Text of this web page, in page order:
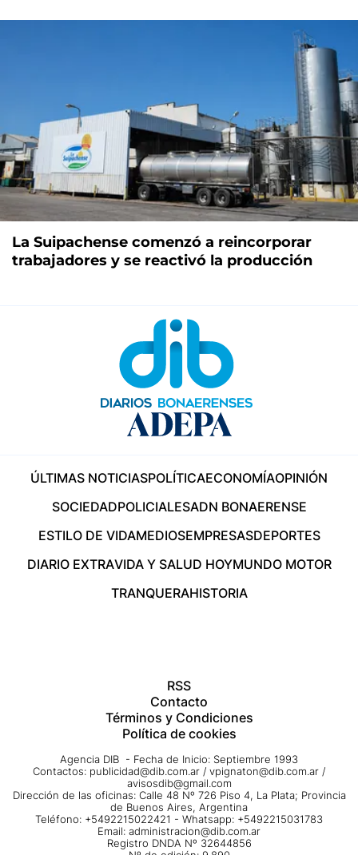
La Suipachense comenzó a reincorporar
trabajadores y se reactivó la producción
ÚLTIMAS NOTICIASPOLÍTICAECONOMÍAOPINIÓN
SOCIEDADPOLICIALESADN BONAERENSE
ESTILO DE VIDAMEDIOSEMPRESASDEPORTES
DIARIO EXTRAVIDA Y SALUD HOYMUNDO MOTOR
TRANQUERAHISTORIA
RSS
Contacto
Términos y Condiciones
Política de cookies
Agencia DIB - Fecha de Inicio: Septiembre 1993
Contactos: publicidad@dib.com.ar / vpignaton@dib.com.ar /
avisosdib@gmail.com
Dirección de las oficinas: Calle 48 Nº 726 Piso 4, La Plata; Provincia
de Buenos Aires, Argentina
Teléfono: +5492215022421 - Whatsapp: +5492215031783
Email: administracion@dib.com.ar
Registro DNDA Nº 32644856